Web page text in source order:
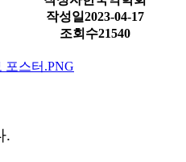
작성일2023-04-17
조회수21540
포스터.PNG
.